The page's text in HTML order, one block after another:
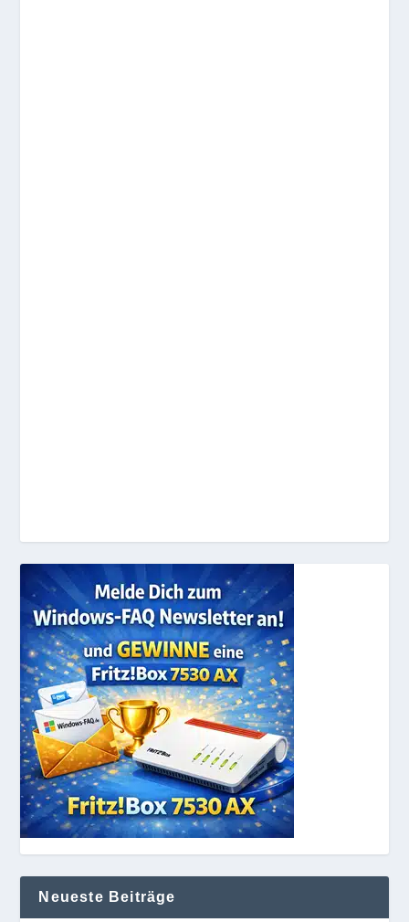
Neueste Beiträge